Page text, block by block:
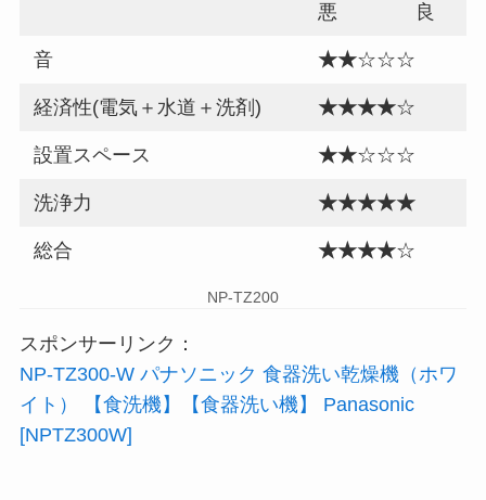
悪 良
音 ★★☆☆☆
経済性(電気＋水道＋洗剤) ★★★★☆
設置スペース ★★☆☆☆
洗浄力 ★★★★★
総合 ★★★★☆
NP-TZ200
スポンサーリンク：
NP-TZ300-W パナソニック 食器洗い乾燥機（ホワ
イト） 【食洗機】【食器洗い機】 Panasonic
[NPTZ300W]